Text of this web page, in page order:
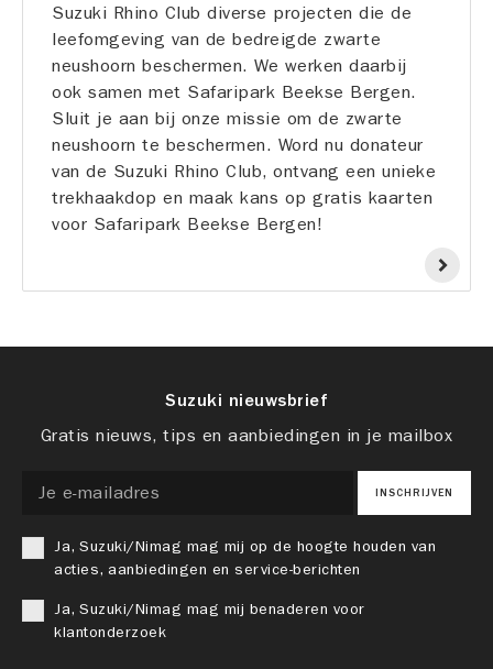
Suzuki Rhino Club diverse projecten die de
leefomgeving van de bedreigde zwarte
neushoorn beschermen. We werken daarbij
ook samen met Safaripark Beekse Bergen.
Sluit je aan bij onze missie om de zwarte
neushoorn te beschermen. Word nu donateur
van de Suzuki Rhino Club, ontvang een unieke
trekhaakdop en maak kans op gratis kaarten
voor Safaripark Beekse Bergen!
Suzuki nieuwsbrief
Gratis nieuws, tips en aanbiedingen in je mailbox
INSCHRIJVEN
Ja, Suzuki/Nimag mag mij op de hoogte houden van
acties, aanbiedingen en service-berichten
Ja, Suzuki/Nimag mag mij benaderen voor
klantonderzoek